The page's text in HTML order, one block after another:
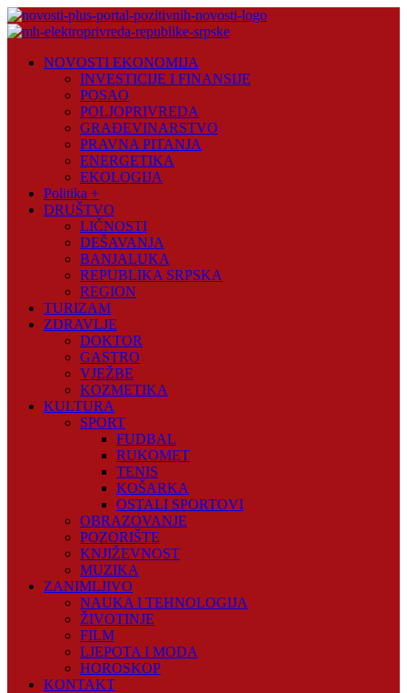
Skip
to
Plus
NOVOSTI EKONOMIJA
INVESTICIJE I FINANSIJE
POSAO
POLJOPRIVREDA
GRAĐEVINARSTVO
PRAVNA PITANJA
ENERGETIKA
EKOLOGIJA
Politika +
DRUŠTVO
LIČNOSTI
DEŠAVANJA
BANJALUKA
REPUBLIKA SRPSKA
REGION
TURIZAM
ZDRAVLJE
DOKTOR
GASTRO
VJEŽBE
KOZMETIKA
KULTURA
SPORT
FUDBAL
RUKOMET
TENIS
KOŠARKA
OSTALI SPORTOVI
OBRAZOVANJE
POZORIŠTE
KNJIŽEVNOST
MUZIKA
ZANIMLJIVO
NAUKA I TEHNOLOGIJA
ŽIVOTINJE
FILM
LJEPOTA I MODA
HOROSKOP
KONTAKT